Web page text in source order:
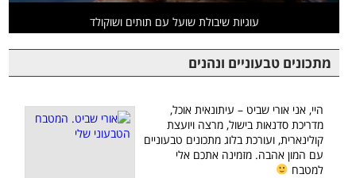
עוגיות שיבולת שועל עם תותים ושוקולד
מתכונים טבעוניים ונהנים
היי, אני אורי שביט – עיתונאית אוכל,
מדריכת סדנאות בישול, מרצה ויועצת
קולינארית, ועורכת בלוג מתכונים טבעוניים
עם המון אהבה. מזמינה אתכם אלי
למטבח